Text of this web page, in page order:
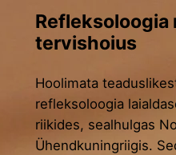
Refleksoloogia
tervishoius
Hoolimata
refleksoloogia
riikides, sealhulgas
Ühendkuningriigis.